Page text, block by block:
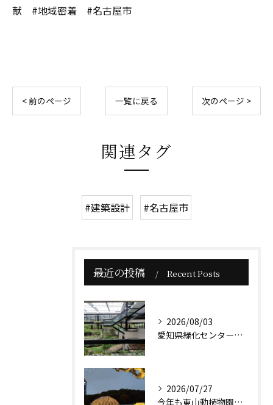
献 #地域密着 #名古屋市
< 前のページ 一覧に戻る 次のページ >
関連タグ
#建築設計 #名古屋市
最近の投稿 Recent Posts
2026/08/03
愛知県緑化センター本館は、贅沢な緑に囲まれた小高い丘に佇んで...
2026/07/27
今年も東山動植物園のナイトズーが始まりますね。